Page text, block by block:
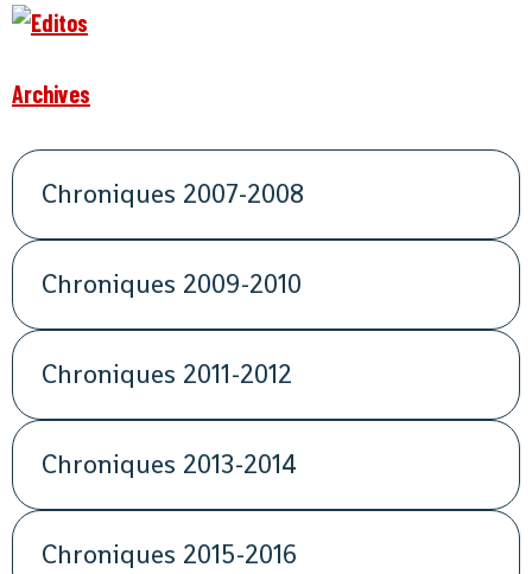
Archives
Chroniques 2007-2008
Chroniques 2009-2010
Chroniques 2011-2012
Chroniques 2013-2014
Chroniques 2015-2016